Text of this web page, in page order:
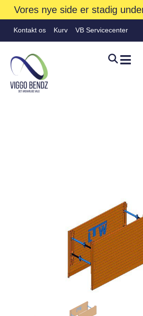
Vores nye side er stadig
Kontakt os Kurv VB Servicecenter